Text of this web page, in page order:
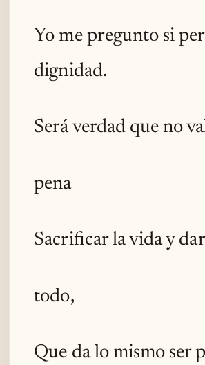
Yo me pregunto si
dignidad.
Será verdad que no
pena
Sacrificar la vida y
todo,
Que da lo mismo ser